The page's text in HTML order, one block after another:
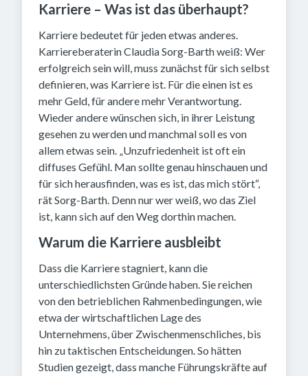
Karriere – Was ist das überhaupt?
Karriere bedeutet für jeden etwas anderes.
Karriereberaterin Claudia Sorg-Barth weiß: Wer
erfolgreich sein will, muss zunächst für sich selbst
definieren, was Karriere ist. Für die einen ist es
mehr Geld, für andere mehr Verantwortung.
Wieder andere wünschen sich, in ihrer Leistung
gesehen zu werden und manchmal soll es von
allem etwas sein. „Unzufriedenheit ist oft ein
diffuses Gefühl. Man sollte genau hinschauen und
für sich herausfinden, was es ist, das mich stört“,
rät Sorg-Barth. Denn nur wer weiß, wo das Ziel
ist, kann sich auf den Weg dorthin machen.
Warum die Karriere ausbleibt
Dass die Karriere stagniert, kann die
unterschiedlichsten Gründe haben. Sie reichen
von den betrieblichen Rahmenbedingungen, wie
etwa der wirtschaftlichen Lage des
Unternehmens, über Zwischenmenschliches, bis
hin zu taktischen Entscheidungen. So hätten
Studien gezeigt, dass manche Führungskräfte auf